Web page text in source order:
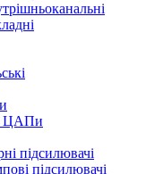
ЦАПи
підсилювачі
підсилювачі